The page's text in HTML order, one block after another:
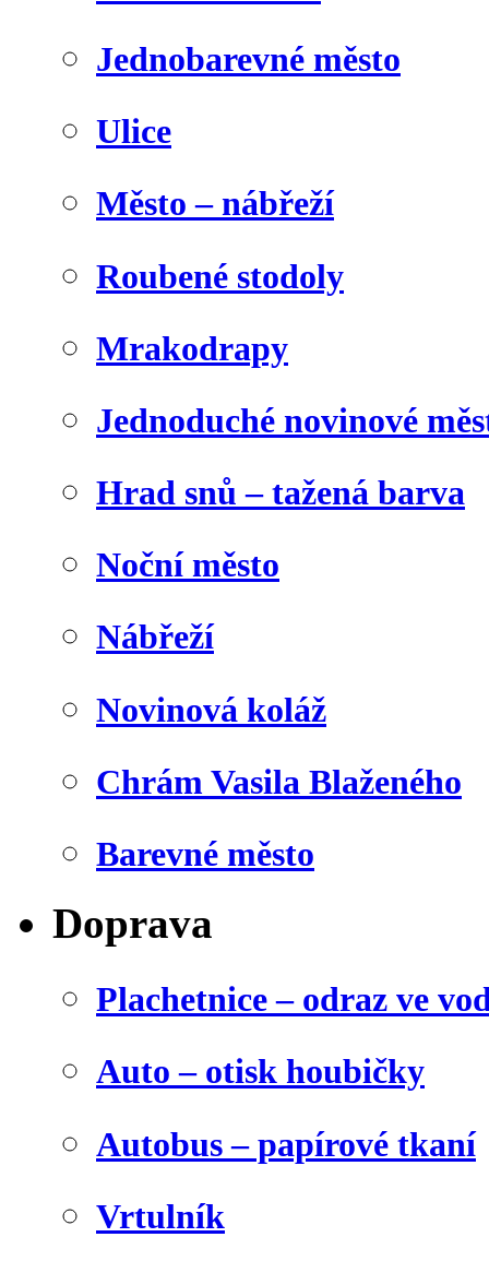
Jednobarevné město
Ulice
Město – nábřeží
Roubené stodoly
Mrakodrapy
Jednoduché novinové
Hrad snů – tažená barva
Noční město
Nábřeží
Novinová koláž
Chrám Vasila Blaženého
Barevné město
Doprava
Plachetnice – odraz ve
Auto – otisk houbičky
Autobus – papírové tkaní
Vrtulník